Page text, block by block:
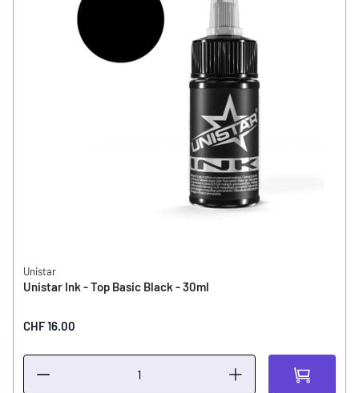
Unistar
Unistar Ink - Top Basic Black - 30ml
CHF 16.00